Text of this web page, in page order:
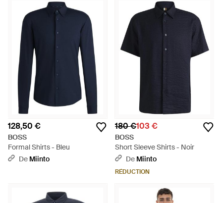
128,50 €
BOSS
Formal Shirts - Bleu
De Miinto
180 €103 €
BOSS
Short Sleeve Shirts - Noir
De Miinto
RÉDUCTION